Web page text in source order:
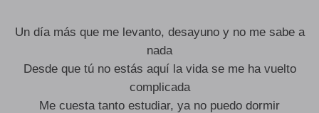
Un día más que me levanto, desayuno y no me sabe a
nada
Desde que tú no estás aquí la vida se me ha vuelto
complicada
Me cuesta tanto estudiar, ya no puedo dormir